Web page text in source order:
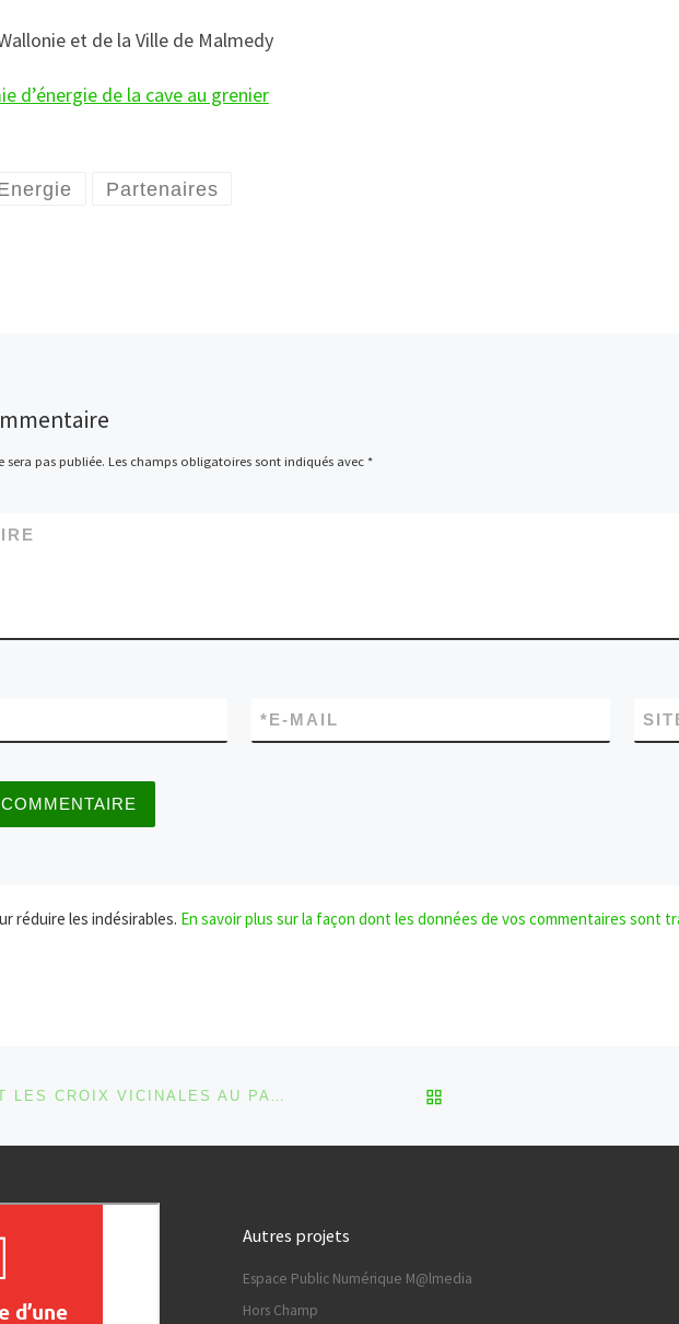
et de la Ville de Malmedy
d’énergie de la cave au grenier
Partenaires
sera pas publiée. Les champs obligatoires sont indiqués avec *
E-MAIL
*
réduire les indésirables. En savoir plus sur la façon dont les données de vos commentaires sont
Autres projets
Espace Public Numérique M@lmedia
Hors Champ